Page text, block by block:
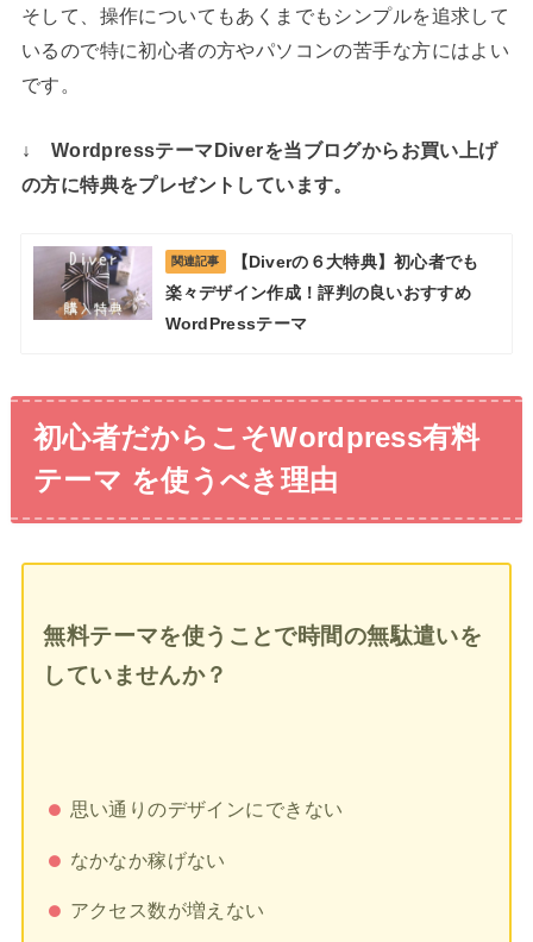
そして、操作についてもあくまでもシンプルを追求して
いるので特に初心者の方やパソコンの苦手な方にはよい
です。
↓ WordpressテーマDiverを当ブログからお買い上げ
の方に特典をプレゼントしています。
関連記事
【Diverの６大特典】初心者でも
楽々デザイン作成！評判の良いおすすめ
WordPressテーマ
初心者だからこそWordpress有料
テーマ を使うべき理由
無料テーマを使うことで時間の無駄遣いを
していませんか？
思い通りのデザインにできない
なかなか稼げない
アクセス数が増えない